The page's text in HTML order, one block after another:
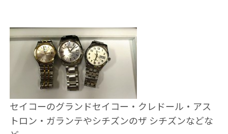
セイコーのグランドセイコー・クレドール・アス
トロン・ガランテやシチズンのザ シチズンなどな